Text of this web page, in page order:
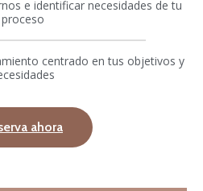
e identificar necesidades de tu
proceso
centrado en tus objetivos y
ahora